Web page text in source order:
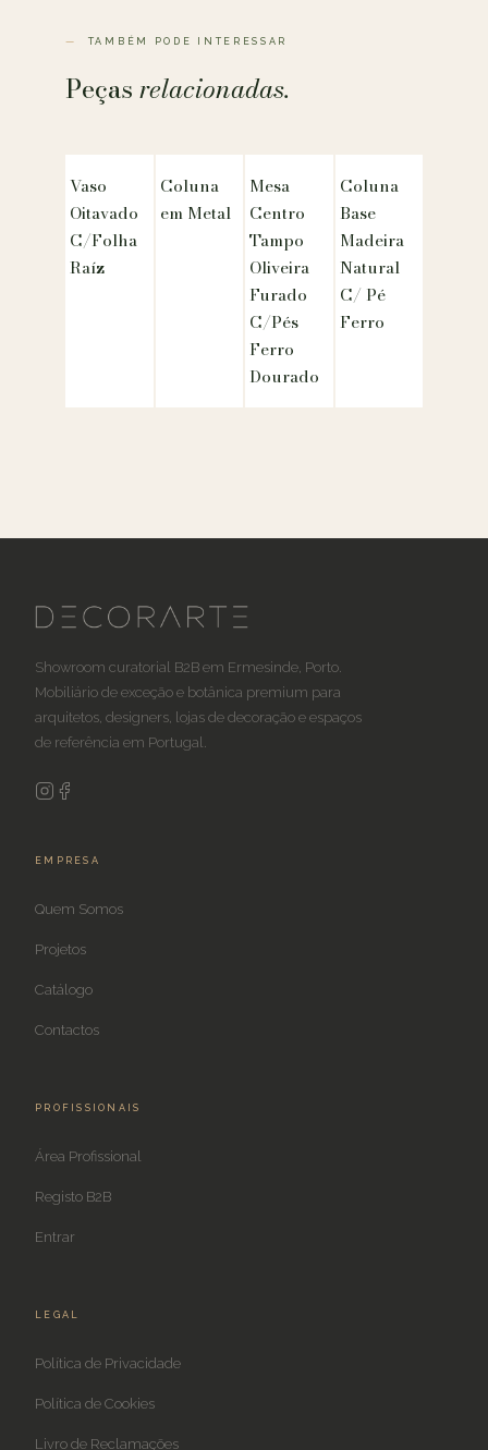
TAMBÉM PODE INTERESSAR
Peçasrelacionadas.
Vaso
Oitavado
C/Folha
Raíz
Coluna
em Metal
Mesa
Centro
Tampo
Oliveira
Furado
C/Pés
Ferro
Dourado
Coluna
Base
Madeira
Natural
C/ Pé
Ferro
Showroom curatorial B2B em Ermesinde, Porto.
Mobiliário de exceção e botânica premium para
arquitetos, designers, lojas de decoração e espaços
de referência em Portugal.
EMPRESA
Quem Somos
Projetos
Catálogo
Contactos
PROFISSIONAIS
Área Profissional
Registo B2B
Entrar
LEGAL
Política de Privacidade
Política de Cookies
Livro de Reclamações